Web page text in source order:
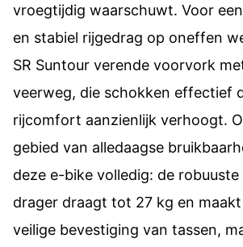
vroegtijdig waarschuwt. Voor
en stabiel rijgedrag op oneffen
SR Suntour verende voorvork
veerweg, die schokken effectief
rijcomfort aanzienlijk verhoogt.
gebied van alledaagse
deze e-bike volledig: de
drager draagt tot 27 kg en
veilige bevestiging van tassen,